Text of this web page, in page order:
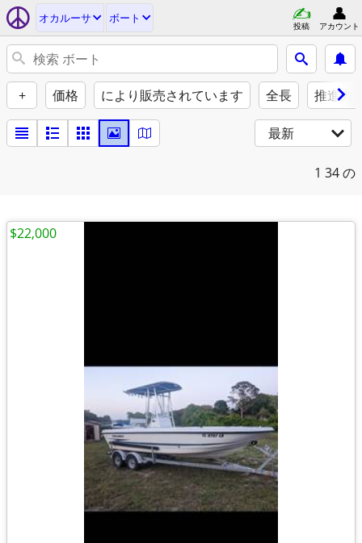
オカルーサ ボート
投稿 アカウント
+ 価格 により販売されています 全長 推進力
最新
1 34 の
$22,000